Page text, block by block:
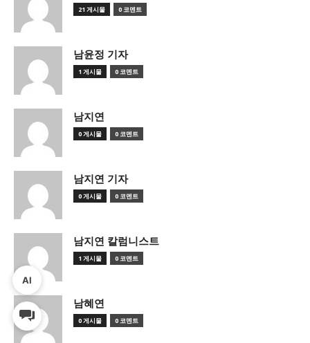
21 게시물 0 코멘트
남윤정 기자
1 게시물 0 코멘트
남지연
0 게시물 0 코멘트
남지연 기자
0 게시물 0 코멘트
남지연 칼럼니스트
1 게시물 0 코멘트
남혜연
0 게시물 0 코멘트
AI